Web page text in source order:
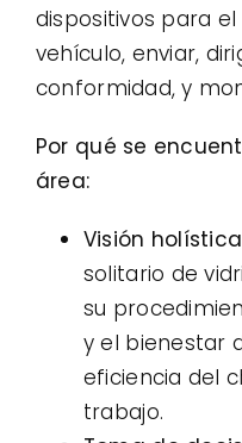
dispositivos para
vehículo, enviar,
conformidad, y
Por qué se
área:
Visión
solitario de
su
y el bienestar
eficiencia del
trabajo.